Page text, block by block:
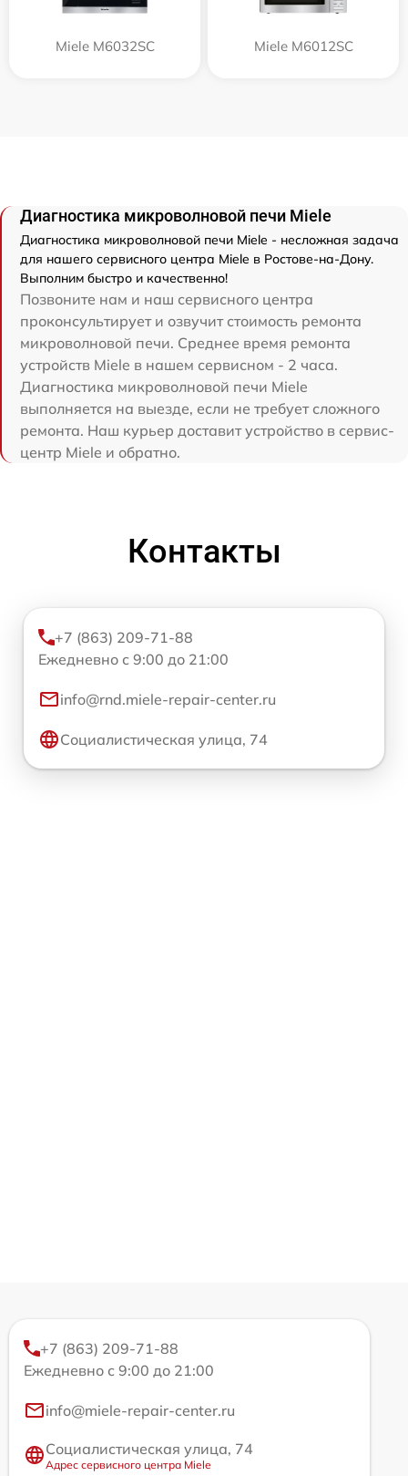
Miele M6032SC Miele M6012SC
Диагностика микроволновой печи Miele
Диагностика микроволновой печи Miele - несложная задача
для нашего сервисного центра Miele в Ростове-на-Дону.
Выполним быстро и качественно!
Позвоните нам и наш сервисного центра
проконсультирует и озвучит стоимость ремонта
микроволновой печи. Среднее время ремонта
устройств Miele в нашем сервисном - 2 часа.
Диагностика микроволновой печи Miele
выполняется на выезде, если не требует сложного
ремонта. Наш курьер доставит устройство в сервис-
центр Miele и обратно.
Контакты
+7 (863) 209-71-88
Ежедневно с 9:00 до 21:00
info@rnd.miele-repair-center.ru
Социалистическая улица, 74
+7 (863) 209-71-88
Ежедневно с 9:00 до 21:00
info@miele-repair-center.ru
Социалистическая улица, 74
Адрес сервисного центра Miele